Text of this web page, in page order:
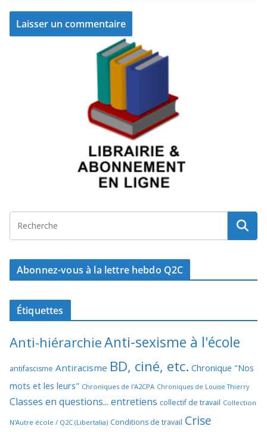
Abonnez-vous à la lettre hebdo Q2C
Étiquettes
Anti-hiérarchieAnti-sexisme à l'école
antifascisme Antiracisme BD, ciné, etc. Chronique "Nos
mots et les leurs" Chroniques de l'A2CPA Chroniques de Louise Thierry
Classes en questions... entretiens collectif de travail Collection
N'Autre école / Q2C (Libertalia) Conditions de travail Crise